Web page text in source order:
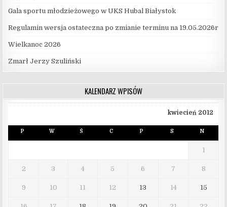
Gala sportu młodzieżowego w UKS Hubal Białystok
Regulamin wersja ostateczna po zmianie terminu na 19.05.2026r
Wielkanoc 2026
Zmarł Jerzy Szuliński
KALENDARZ WPISÓW
kwiecień 2012
P W Ś C P S N
1
2 3 4 5 6 7 8
9 10 11 12 13 14 15